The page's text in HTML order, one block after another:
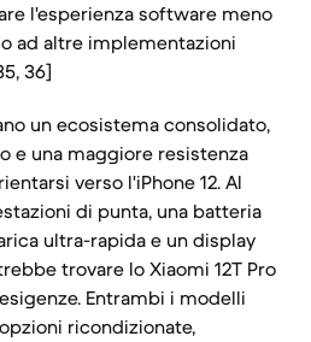
l'esperienza software meno
ad altre implementazioni
36]
un ecosistema consolidato,
e una maggiore resistenza
verso l'iPhone 12. Al
di punta, una batteria
ultra-rapida e un display
trovare lo Xiaomi 12T Pro
Entrambi i modelli
ricondizionate,